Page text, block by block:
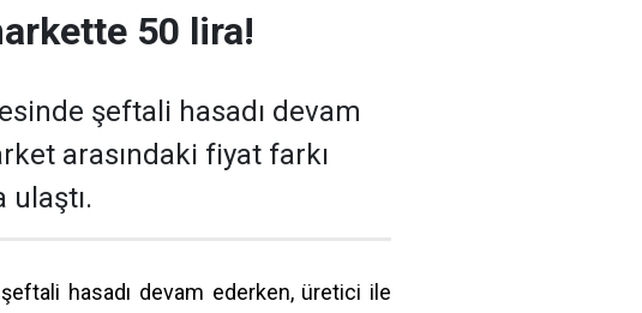
50 lira!
şeftali hasadı devam
arasındaki fiyat farkı
hasadı devam ederken, üretici ile